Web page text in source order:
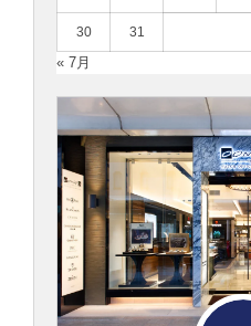
30 31
« 7月